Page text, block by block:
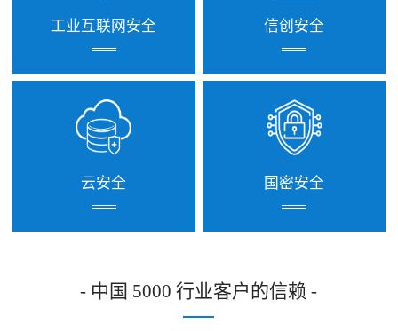
工业互联网安全 信创安全
云安全 国密安全
- 中国 5000 行业客户的信赖 -